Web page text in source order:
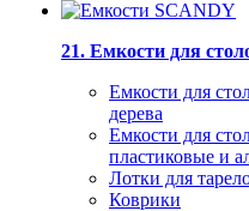
21. Емкости для
Емкости для
дерева
Емкости для
пластиковые и
Лотки для
Коврики